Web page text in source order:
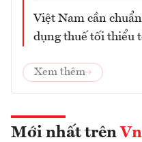
Việt Nam cần
dụng thuế tối thiểu
Xem thêm
Mới nhất trên